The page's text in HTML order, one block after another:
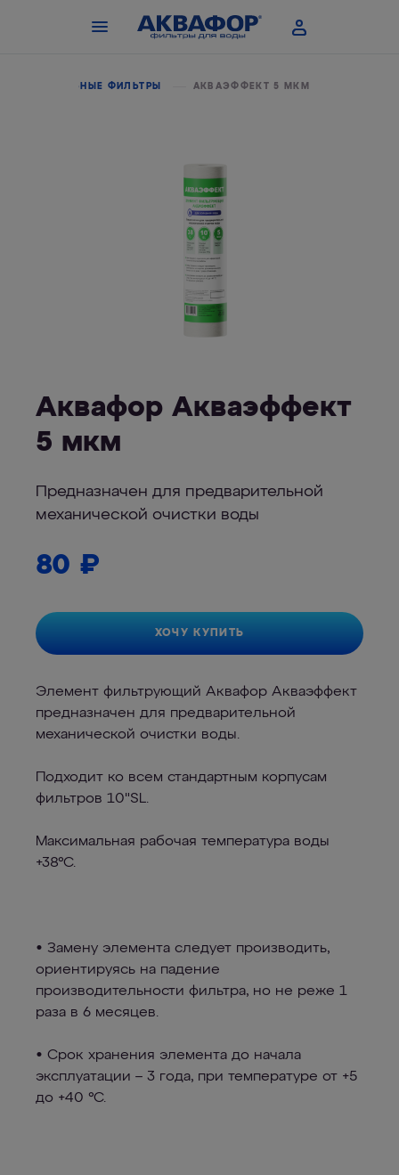
МАГИСТРАЛЬНЫЕ ФИЛЬТРЫ АКВАЭФФЕКТ 5 МКМ
Аквафор Акваэффект
5 мкм
Предназначен для предварительной
механической очистки воды
80 ₽
ХОЧУ КУПИТЬ
Элемент фильтрующий Аквафор Акваэффект
предназначен для предварительной
механической очистки воды.
Подходит ко всем стандартным корпусам
фильтров 10"SL.
Максимальная рабочая температура воды
+38°С.
• Замену элемента следует производить,
ориентируясь на падение
производительности фильтра, но не реже 1
раза в 6 месяцев.
• Срок хранения элемента до начала
эксплуатации – 3 года, при температуре от +5
до +40 °С.